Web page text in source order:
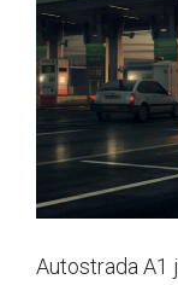
Autostrada A1